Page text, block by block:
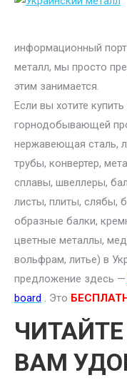
информационный
металл, мы просто
этим занимается.
Если вы хотите
горнодобывающей
нержавеющая сталь,
трубы, конвертер,
сплавы, швеллеры,
листы, плиты, слябы,
образные балки,
цветные металлы,
вольфрам, литье) в
предложение здесь —
board . Это
ВАМ